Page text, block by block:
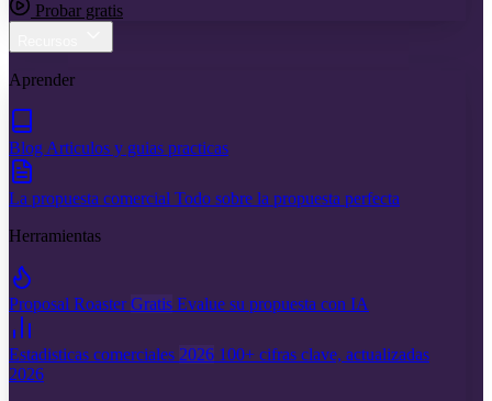
Probar gratis
Aprender
Blog Articulos y guias practicas
La propuesta comercial Todo sobre la propuesta perfecta
Herramientas
Proposal RoasterGratis Evalue su propuesta con IA
Estadisticas comerciales 2026 100+ cifras clave, actualizadas
2026